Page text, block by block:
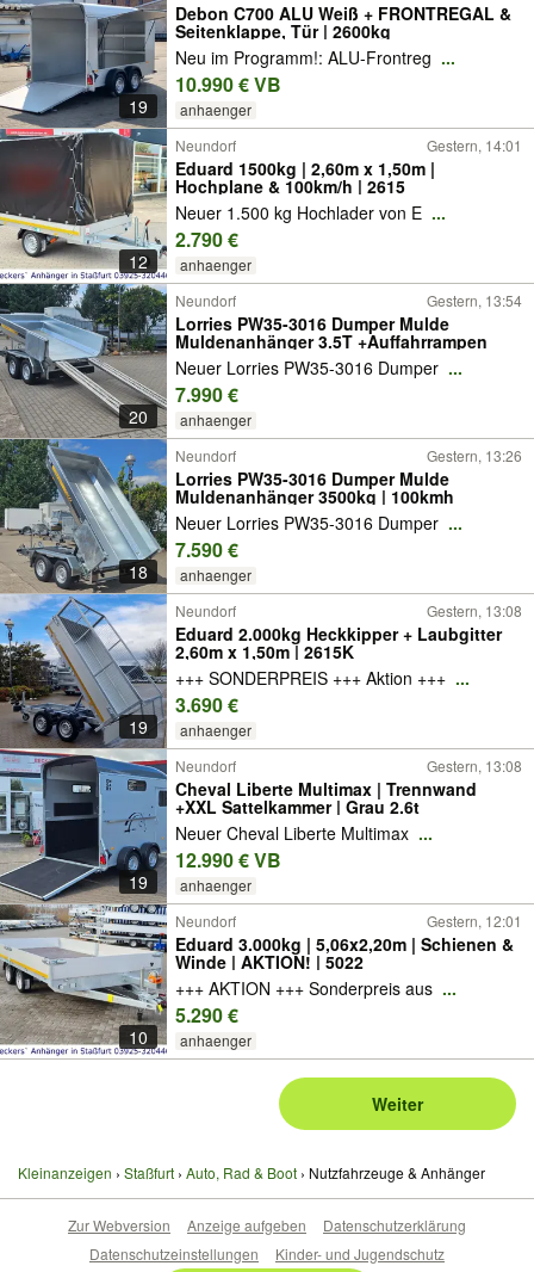
19
Debon C700 ALU Weiß + FRONTREGAL &
Seitenklappe, Tür | 2600kg
Neu im Programm!: ALU-Frontreg ...
10.990 € VB
anhaenger
12
Neundorf Gestern, 14:01
Eduard 1500kg | 2,60m x 1,50m |
Hochplane & 100km/h | 2615
Neuer 1.500 kg Hochlader von E ...
2.790 €
anhaenger
20
Neundorf Gestern, 13:54
Lorries PW35-3016 Dumper Mulde
Muldenanhänger 3.5T +Auffahrrampen
Neuer Lorries PW35-3016 Dumper ...
7.990 €
anhaenger
18
Neundorf Gestern, 13:26
Lorries PW35-3016 Dumper Mulde
Muldenanhänger 3500kg | 100kmh
Neuer Lorries PW35-3016 Dumper ...
7.590 €
anhaenger
19
Neundorf Gestern, 13:08
Eduard 2.000kg Heckkipper + Laubgitter
2,60m x 1,50m | 2615K
+++ SONDERPREIS +++ Aktion +++ ...
3.690 €
anhaenger
19
Neundorf Gestern, 13:08
Cheval Liberte Multimax | Trennwand
+XXL Sattelkammer | Grau 2.6t
Neuer Cheval Liberte Multimax ...
12.990 € VB
anhaenger
10
Neundorf Gestern, 12:01
Eduard 3.000kg | 5,06x2,20m | Schienen &
Winde | AKTION! | 5022
+++ AKTION +++ Sonderpreis aus ...
5.290 €
anhaenger
Weiter
Kleinanzeigen Staßfurt Auto, Rad & Boot Nutzfahrzeuge & Anhänger
Zur Webversion Anzeige aufgeben
Datenschutzerklärung
Datenschutzeinstellungen
Kinder- und Jugendschutz